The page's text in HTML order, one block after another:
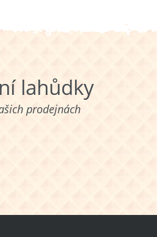
lahůdky
prodejnách